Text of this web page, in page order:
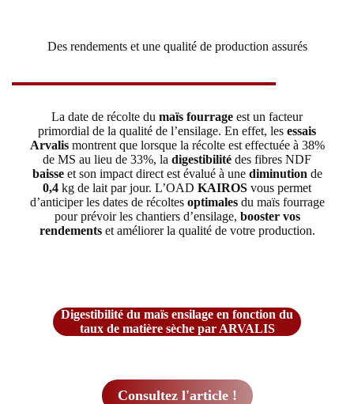
Des rendements et une qualité de production assurés
La date de récolte du maïs fourrage est un facteur
primordial de la qualité de l’ensilage. En effet, les essais
Arvalismontrent que lorsque la récolte est effectuée à 38%
de MS au lieu de 33%, la digestibilité des fibres NDF
baisseet son impact direct est évalué à une diminution de
0,4 kg de lait par jour. L’OAD KAIROS vous permet
d’anticiper les dates de récoltes optimalesdu maïs fourrage
pour prévoir les chantiers d’ensilage, booster vos
rendementset améliorer la qualité de votre production.
Digestibilité du maïs ensilage en fonction du
taux de matière sèche par ARVALIS
Consultez l'article !